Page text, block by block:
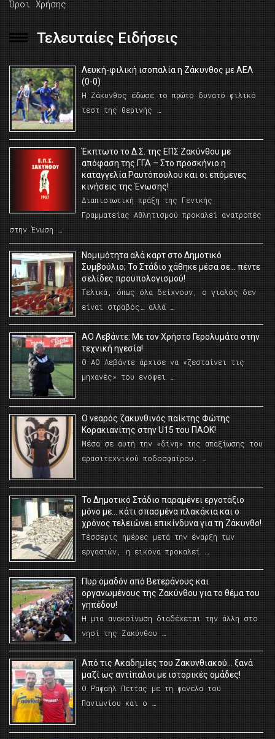
Όροι Χρήσης
Τελευταίες Ειδήσεις
Λευκή-φιλική ισοπαλία η Ζάκυνθος με ΑΕΛ
(0-0)
Η Ζάκυνθος έδωσε το πρώτο δυνατό φιλικό
τεστ της θερινής …
Έκπτωτο το Δ.Σ. της ΕΠΣ Ζακύνθου με
απόφαση της ΓΓΑ – Στο προσκήνιο η
καταγγελία Ραυτόπουλου και οι επόμενες
κινήσεις της Ένωσης!
Διαπιστωτική πράξη της Γενικής
Γραμματείας Αθλητισμού προκαλεί ανατροπές
στην Ένωση …
Νομιμότητα αλά καρτ στο Δημοτικό
Συμβούλιο; Το Στάδιο χάθηκε μέσα σε… πέντε
σελίδες προϋπολογισμού!
Τελικά, όπως όλα δείχνουν, ο γιαλός δεν
είναι στραβός… αλλά …
ΑΟ Λεβάντε: Με τον Χρήστο Γερολυμάτο στην
τεχνική ηγεσία!
Ο ΑΟ Λεβάντε άρχισε να «ζεσταίνει τις
μηχανές» του ενόψει …
O νεαρός ζακυνθινός παίκτης Φώτης
Κορακιανίτης στην U15 του ΠΑΟΚ!
Μέσα σε αυτή την «δίνη» της απαξίωσης του
ερασιτεχνικού ποδοσφαίρου. …
Το Δημοτικό Στάδιο παραμένει εργοτάξιο
μόνο με… κάτι σπασμένα πλακάκια και ο
χρόνος τελειώνει επικίνδυνα για τη Ζάκυνθο!
Τέσσερις ημέρες μετά την έναρξη των
εργασιών, η εικόνα προκαλεί …
Πυρ ομαδόν από Βετεράνους και
οργανωμένους της Ζακύνθου για το θέμα του
γηπέδου!
Η μια ανακοίνωση διαδέχεται την άλλη στο
νησί της Ζακύνθου …
Από τις Ακαδημίες του Ζακυνθιακού… ξανά
μαζί ως αντίπαλοι με ιστορικές ομάδες!
Ο Ραφαήλ Πέττας με τη φανέλα του
Πανιωνίου και ο …